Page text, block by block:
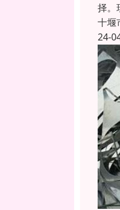
择。
十堰
24-